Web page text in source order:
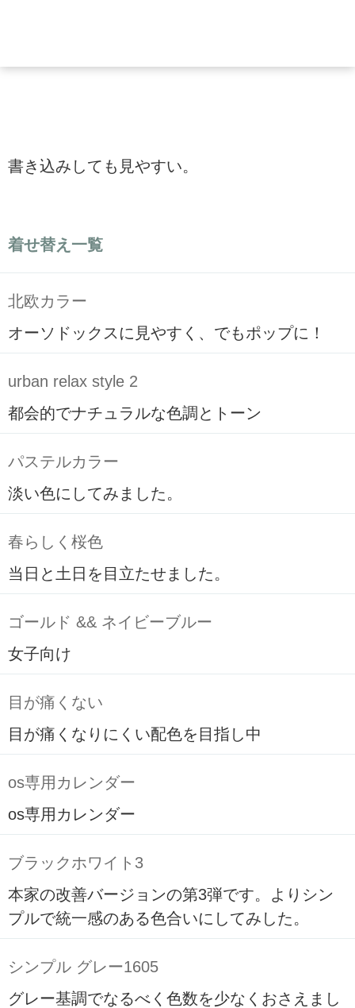
書き込みしても見やすい。
着せ替え一覧
北欧カラー
オーソドックスに見やすく、でもポップに！
urban relax style 2
都会的でナチュラルな色調とトーン
パステルカラー
淡い色にしてみました。
春らしく桜色
当日と土日を目立たせました。
ゴールド && ネイビーブルー
女子向け
目が痛くない
目が痛くなりにくい配色を目指し中
os専用カレンダー
os専用カレンダー
ブラックホワイト3
本家の改善バージョンの第3弾です。よりシン
プルで統一感のある色合いにしてみした。
シンプル グレー1605
グレー基調でなるべく色数を少なくおさえまし